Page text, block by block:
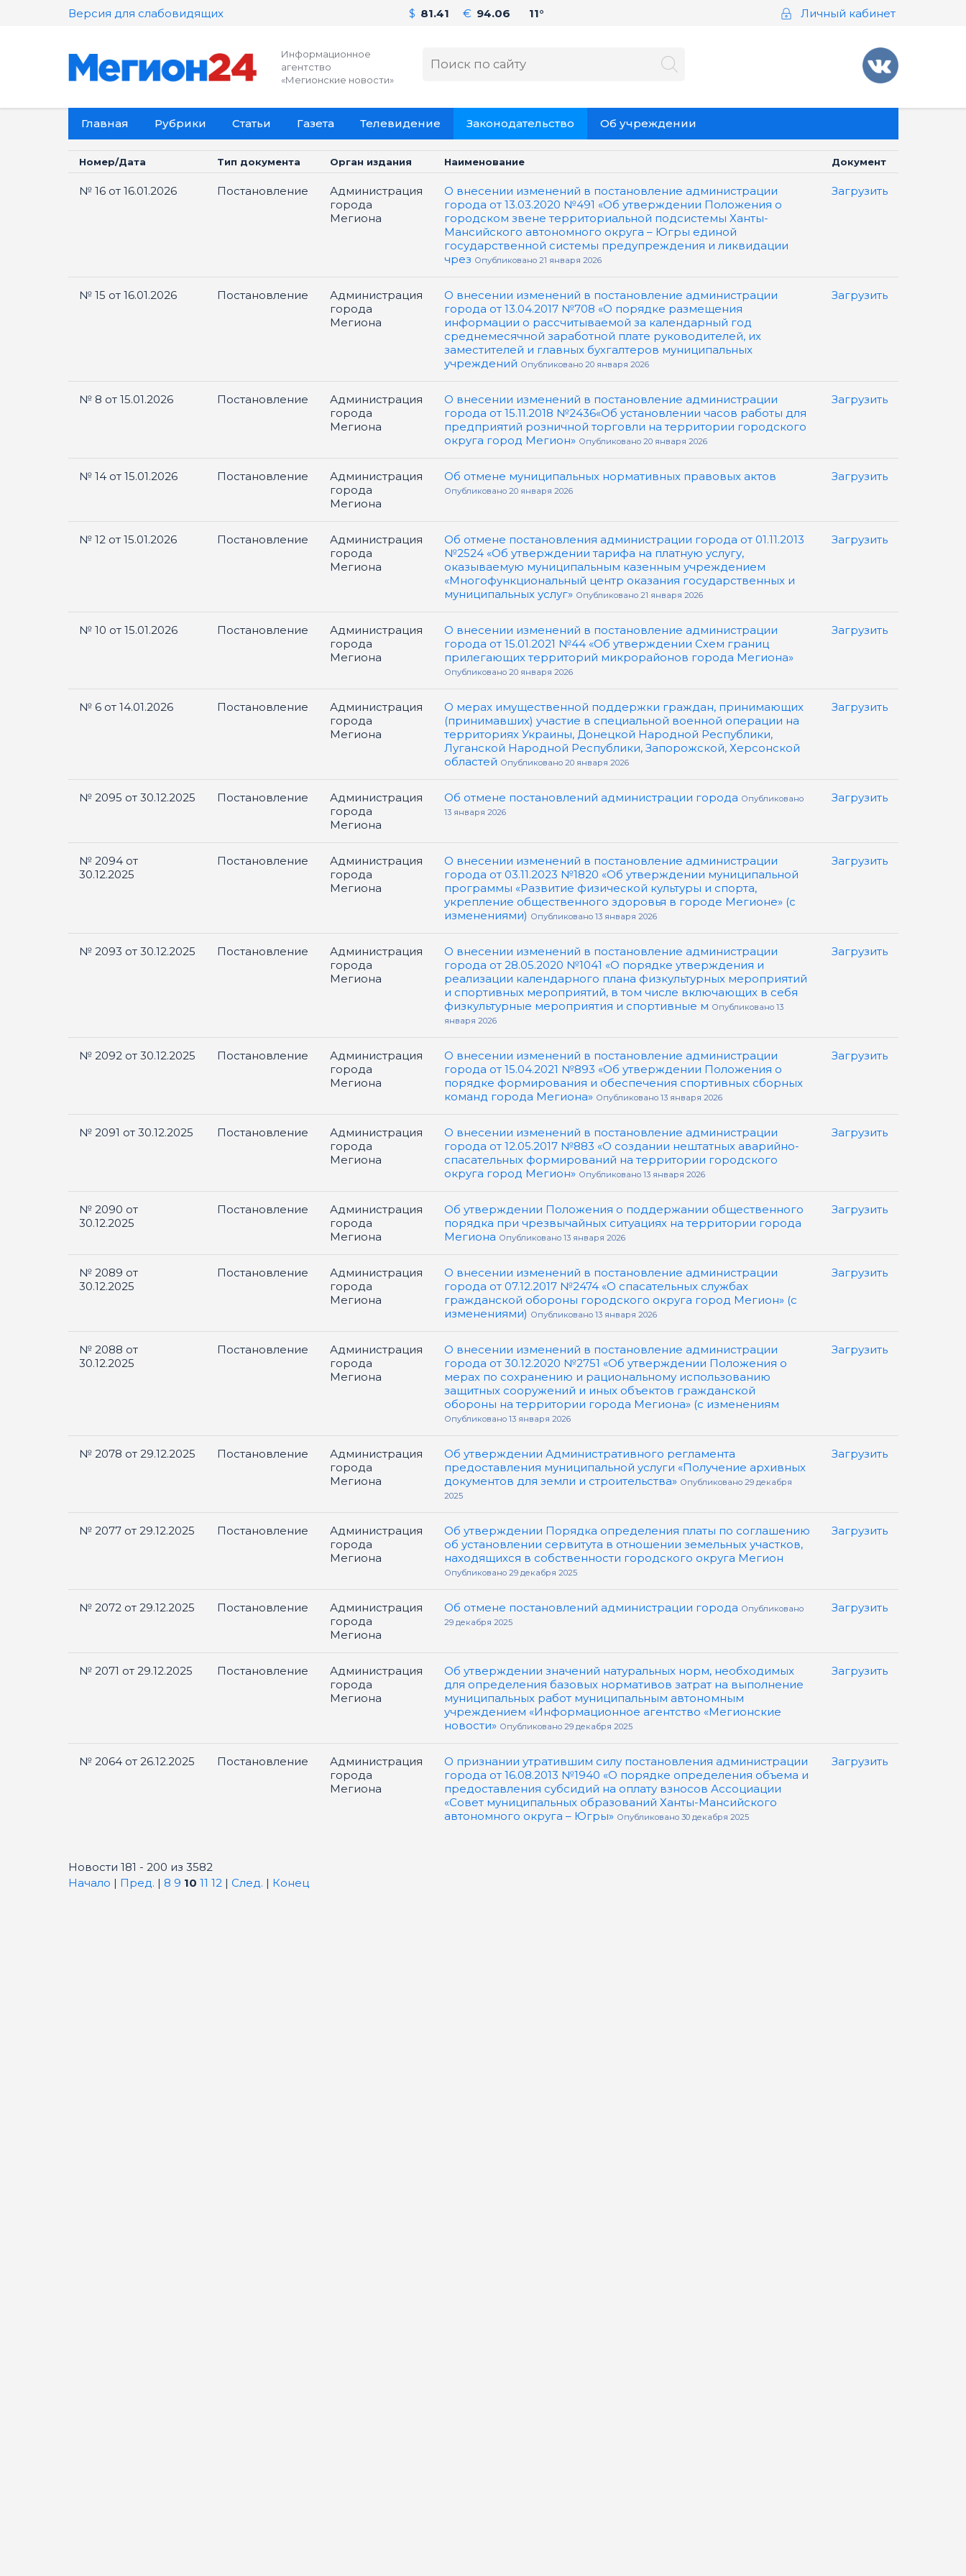
Версия для слабовидящих $ 81.41 € 94.06 11° Личный кабинет
Информационное
агентство
«Мегионские новости»
Главная Рубрики Статьи Газета Телевидение Законодательство Об учреждении
Номер/Дата Тип документа Орган издания Наименование Документ
№ 16 от 16.01.2026 Постановление
Администрация
города
Мегиона
О внесении изменений в постановление администрации
города от 13.03.2020 №491 «Об утверждении Положения о
городском звене территориальной подсистемы Ханты-
Мансийского автономного округа – Югры единой
государственной системы предупреждения и ликвидации
чрез Опубликовано 21 января 2026
Загрузить
№ 15 от 16.01.2026 Постановление
Администрация
города
Мегиона
О внесении изменений в постановление администрации
города от 13.04.2017 №708 «О порядке размещения
информации о рассчитываемой за календарный год
среднемесячной заработной плате руководителей, их
заместителей и главных бухгалтеров муниципальных
учреждений Опубликовано 20 января 2026
Загрузить
№ 8 от 15.01.2026 Постановление
Администрация
города
Мегиона
О внесении изменений в постановление администрации
города от 15.11.2018 №2436«Об установлении часов работы для
предприятий розничной торговли на территории городского
округа город Мегион» Опубликовано 20 января 2026
Загрузить
№ 14 от 15.01.2026 Постановление
Администрация
города
Мегиона
Об отмене муниципальных нормативных правовых актов
Опубликовано 20 января 2026
Загрузить
№ 12 от 15.01.2026 Постановление
Администрация
города
Мегиона
Об отмене постановления администрации города от 01.11.2013
№2524 «Об утверждении тарифа на платную услугу,
оказываемую муниципальным казенным учреждением
«Многофункциональный центр оказания государственных и
муниципальных услуг» Опубликовано 21 января 2026
Загрузить
№ 10 от 15.01.2026 Постановление
Администрация
города
Мегиона
О внесении изменений в постановление администрации
города от 15.01.2021 №44 «Об утверждении Схем границ
прилегающих территорий микрорайонов города Мегиона»
Опубликовано 20 января 2026
Загрузить
№ 6 от 14.01.2026 Постановление
Администрация
города
Мегиона
О мерах имущественной поддержки граждан, принимающих
(принимавших) участие в специальной военной операции на
территориях Украины, Донецкой Народной Республики,
Луганской Народной Республики, Запорожской, Херсонской
областей Опубликовано 20 января 2026
Загрузить
№ 2095 от 30.12.2025 Постановление
Администрация
города
Мегиона
Об отмене постановлений администрации города Опубликовано
13 января 2026
Загрузить
№ 2094 от
30.12.2025
Постановление
Администрация
города
Мегиона
О внесении изменений в постановление администрации
города от 03.11.2023 №1820 «Об утверждении муниципальной
программы «Развитие физической культуры и спорта,
укрепление общественного здоровья в городе Мегионе» (с
изменениями) Опубликовано 13 января 2026
Загрузить
№ 2093 от 30.12.2025 Постановление
Администрация
города
Мегиона
О внесении изменений в постановление администрации
города от 28.05.2020 №1041 «О порядке утверждения и
реализации календарного плана физкультурных мероприятий
и спортивных мероприятий, в том числе включающих в себя
физкультурные мероприятия и спортивные м Опубликовано 13
января 2026
Загрузить
№ 2092 от 30.12.2025 Постановление
Администрация
города
Мегиона
О внесении изменений в постановление администрации
города от 15.04.2021 №893 «Об утверждении Положения о
порядке формирования и обеспечения спортивных сборных
команд города Мегиона» Опубликовано 13 января 2026
Загрузить
№ 2091 от 30.12.2025 Постановление
Администрация
города
Мегиона
О внесении изменений в постановление администрации
города от 12.05.2017 №883 «О создании нештатных аварийно-
спасательных формирований на территории городского
округа город Мегион» Опубликовано 13 января 2026
Загрузить
№ 2090 от
30.12.2025
Постановление
Администрация
города
Мегиона
Об утверждении Положения о поддержании общественного
порядка при чрезвычайных ситуациях на территории города
Мегиона Опубликовано 13 января 2026
Загрузить
№ 2089 от
30.12.2025
Постановление
Администрация
города
Мегиона
О внесении изменений в постановление администрации
города от 07.12.2017 №2474 «О спасательных службах
гражданской обороны городского округа город Мегион» (с
изменениями) Опубликовано 13 января 2026
Загрузить
№ 2088 от
30.12.2025
Постановление
Администрация
города
Мегиона
О внесении изменений в постановление администрации
города от 30.12.2020 №2751 «Об утверждении Положения о
мерах по сохранению и рациональному использованию
защитных сооружений и иных объектов гражданской
обороны на территории города Мегиона» (с изменениям
Опубликовано 13 января 2026
Загрузить
№ 2078 от 29.12.2025 Постановление
Администрация
города
Мегиона
Об утверждении Административного регламента
предоставления муниципальной услуги «Получение архивных
документов для земли и строительства» Опубликовано 29 декабря
2025
Загрузить
№ 2077 от 29.12.2025 Постановление
Администрация
города
Мегиона
Об утверждении Порядка определения платы по соглашению
об установлении сервитута в отношении земельных участков,
находящихся в собственности городского округа Мегион
Опубликовано 29 декабря 2025
Загрузить
№ 2072 от 29.12.2025 Постановление
Администрация
города
Мегиона
Об отмене постановлений администрации города Опубликовано
29 декабря 2025
Загрузить
№ 2071 от 29.12.2025 Постановление
Администрация
города
Мегиона
Об утверждении значений натуральных норм, необходимых
для определения базовых нормативов затрат на выполнение
муниципальных работ муниципальным автономным
учреждением «Информационное агентство «Мегионские
новости» Опубликовано 29 декабря 2025
Загрузить
№ 2064 от 26.12.2025 Постановление
Администрация
города
Мегиона
О признании утратившим силу постановления администрации
города от 16.08.2013 №1940 «О порядке определения объема и
предоставления субсидий на оплату взносов Ассоциации
«Совет муниципальных образований Ханты-Мансийского
автономного округа – Югры» Опубликовано 30 декабря 2025
Загрузить
Новости 181 - 200 из 3582
Начало | Пред. | 8 9 10 11 12 | След. | Конец